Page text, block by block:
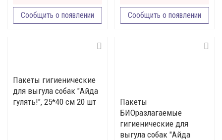
Сообщить о появлении Сообщить о появлении
Пакеты гигиенические
для выгула собак "Айда
гулять!", 25*40 см 20 шт
Пакеты
БИОразлагаемые
гигиенические для
выгула собак "Айда